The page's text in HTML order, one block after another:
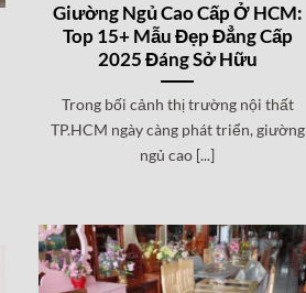
Giường Ngủ Cao Cấp Ở HCM:
Top 15+ Mẫu Đẹp Đẳng Cấp
2025 Đáng Sở Hữu
Trong bối cảnh thị trường nội thất
TP.HCM ngày càng phát triển, giường
ngủ cao [...]